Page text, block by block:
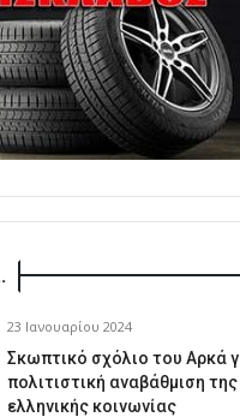
23 Ιανουαρίου 2024
Σκωπτικό σχόλιο του Αρκά
πολιτιστική αναβάθμιση της
ελληνικής κοινωνίας